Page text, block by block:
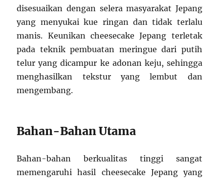
disesuaikan dengan selera masyarakat Jepang
yang menyukai kue ringan dan tidak terlalu
manis. Keunikan cheesecake Jepang terletak
pada teknik pembuatan meringue dari putih
telur yang dicampur ke adonan keju, sehingga
menghasilkan tekstur yang lembut dan
mengembang.
Bahan-Bahan Utama
Bahan-bahan berkualitas tinggi sangat
memengaruhi hasil cheesecake Jepang yang